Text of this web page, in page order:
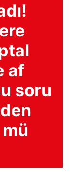
af
soru